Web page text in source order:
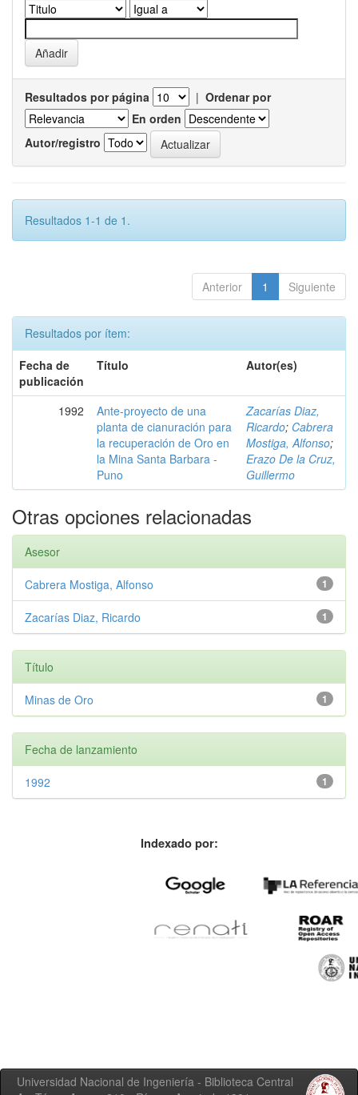
Resultados por página | Ordenar por
En orden
Autor/registro
Resultados 1-1 de 1.
Anterior 1 Siguiente
Resultados por ítem:
Fecha de
publicación
Título Autor(es)
1992
Ante-proyecto de una
planta de cianuración para
la recuperación de Oro en
la Mina Santa Barbara -
Puno
Zacarías Diaz,
Ricardo; Cabrera
Mostiga, Alfonso;
Erazo De la Cruz,
Guillermo
Otras opciones relacionadas
Asesor
1
Cabrera Mostiga, Alfonso
1
Zacarías Diaz, Ricardo
Título
1
Minas de Oro
Fecha de lanzamiento
1
1992
Indexado por:
Universidad Nacional de Ingeniería - Biblioteca Central